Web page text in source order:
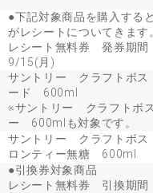
●下記対象商品を購入する
がレシートについてきます
レシート無料券 発券期
9/15(月)
サントリー クラフトボ
ード 600ml
※サントリー クラフトボ
ー 600mlも対象です。
サントリー クラフトボ
ロンティー無糖 600ml
●引換券対象商品
レシート無料券 引換期